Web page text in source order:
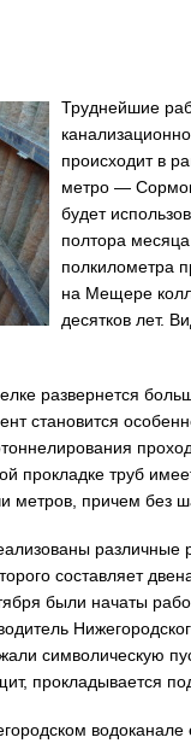
Труднейшие
происходит в
метро —
будет
полтора
полкилометра
на Мещере
десятков лет.
развернется
становится
прокладке труб
метров, причем без
различные
составляет
были начаты
символическую
прокладывается